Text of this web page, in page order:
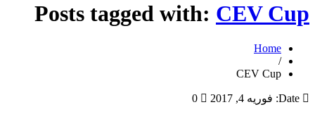
Posts tagged with: CEV Cup
Home
/
CEV Cup
Date: فوریه 4, 2017 0